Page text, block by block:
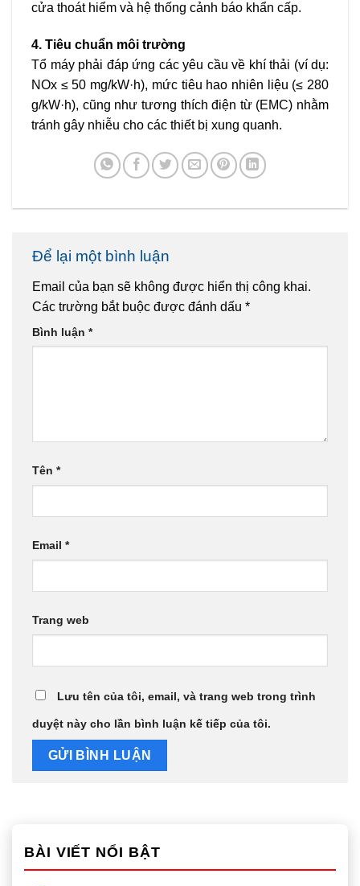
cửa thoát hiểm và hệ thống cảnh báo khẩn cấp.
4. Tiêu chuẩn môi trường
Tổ máy phải đáp ứng các yêu cầu về khí thải (ví dụ:
NOx ≤ 50 mg/kW·h), mức tiêu hao nhiên liệu (≤ 280
g/kW·h), cũng như tương thích điện từ (EMC) nhằm
tránh gây nhiễu cho các thiết bị xung quanh.
Để lại một bình luận
Email của bạn sẽ không được hiển thị công khai.
Các trường bắt buộc được đánh dấu *
Bình luận *
Tên *
Email *
Trang web
Lưu tên của tôi, email, và trang web trong trình
duyệt này cho lần bình luận kế tiếp của tôi.
BÀI VIẾT NỔI BẬT